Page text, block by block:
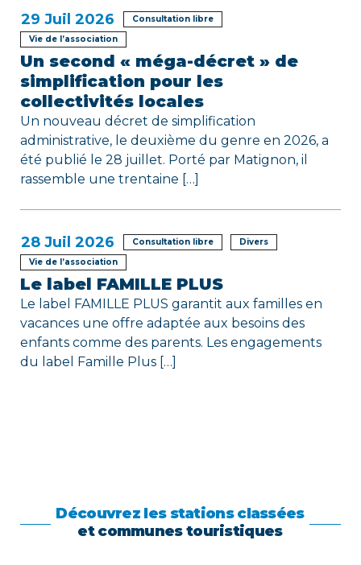
29 Juil 2026
Consultation libre
Vie de l’association
Un second « méga-décret » de
simplification pour les
collectivités locales
Un nouveau décret de simplification
administrative, le deuxième du genre en 2026, a
été publié le 28 juillet. Porté par Matignon, il
rassemble une trentaine […]
28 Juil 2026 Consultation libre
Divers
Vie de l’association
Le label FAMILLE PLUS
Le label FAMILLE PLUS garantit aux familles en
vacances une offre adaptée aux besoins des
enfants comme des parents. Les engagements
du label Famille Plus […]
Découvrez les stations classées
et communes touristiques